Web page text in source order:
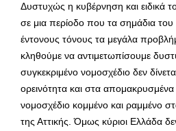
Δυστυχώς η κυβέρνηση και ειδικά
σε μια περίοδο που τα σημάδια του
έντονους τόνους τα μεγάλα
κληθούμε να αντιμετωπίσουμε
συγκεκριμένο νομοσχέδιο δεν
ορεινότητα και στα απομακρυσμένα
νομοσχέδιο κομμένο και ραμμένο
της Αττικής. Όμως κύριοι Ελλάδα